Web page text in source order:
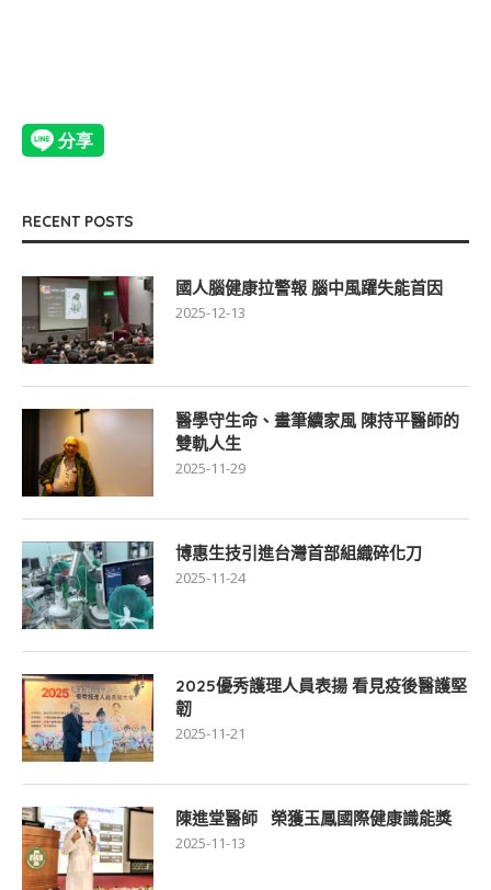
RECENT POSTS
國人腦健康拉警報 腦中風躍失能首因
2025-12-13
醫學守生命、畫筆續家風 陳持平醫師的
雙軌人生
2025-11-29
博惠生技引進台灣首部組織碎化刀
2025-11-24
2025優秀護理人員表揚 看見疫後醫護堅
韌
2025-11-21
陳進堂醫師 榮獲玉鳳國際健康識能獎
2025-11-13